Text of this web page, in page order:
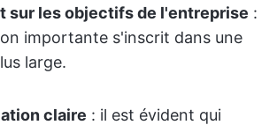
sur les objectifs de l'entreprise :
importante s'inscrit dans une
large.
claire : il est évident qui